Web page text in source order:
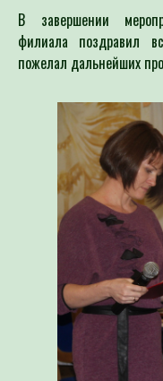
В завершении
филиала поздравил
пожелал дальнейших